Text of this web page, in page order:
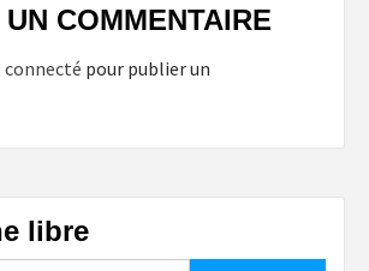
COMMENTAIRE
pour publier un
libre